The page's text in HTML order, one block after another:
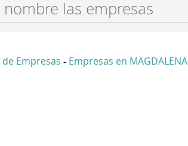
Empresas - Empresas en MAGDALENA